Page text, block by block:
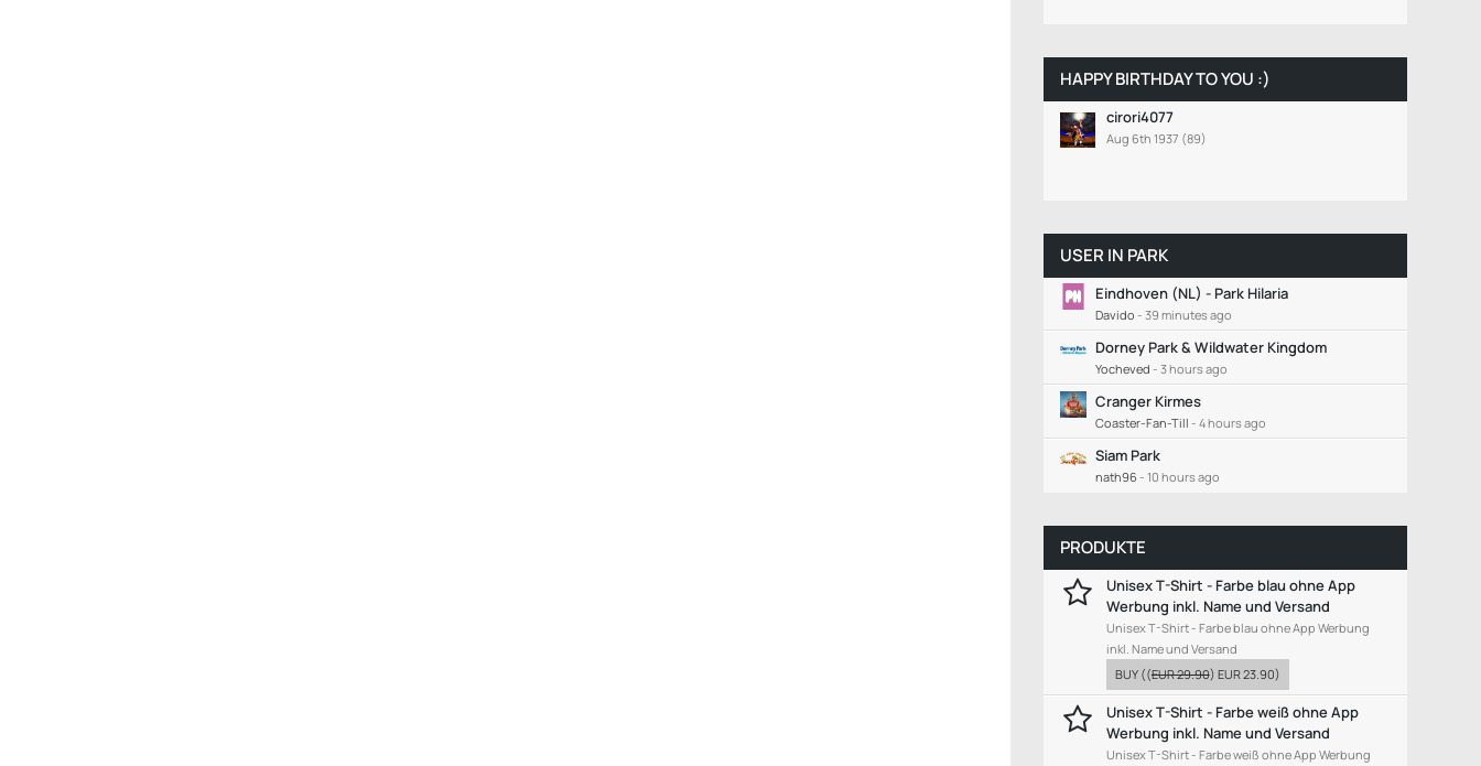
HAPPY BIRTHDAY TO YOU :)
cirori4077
Aug 6th 1937 (89)
USER IN PARK
Eindhoven (NL) - Park Hilaria
Davido - 39 minutes ago
Dorney Park & Wildwater Kingdom
Yocheved - 3 hours ago
Cranger Kirmes
Coaster-Fan-Till - 4 hours ago
Siam Park
nath96 - 10 hours ago
PRODUKTE
Unisex T-Shirt - Farbe blau ohne App
Werbung inkl. Name und Versand
Unisex T-Shirt - Farbe blau ohne App Werbung
inkl. Name und Versand
BUY ((EUR 29.90) EUR 23.90)
Unisex T-Shirt - Farbe weiß ohne App
Werbung inkl. Name und Versand
Unisex T-Shirt - Farbe weiß ohne App Werbung